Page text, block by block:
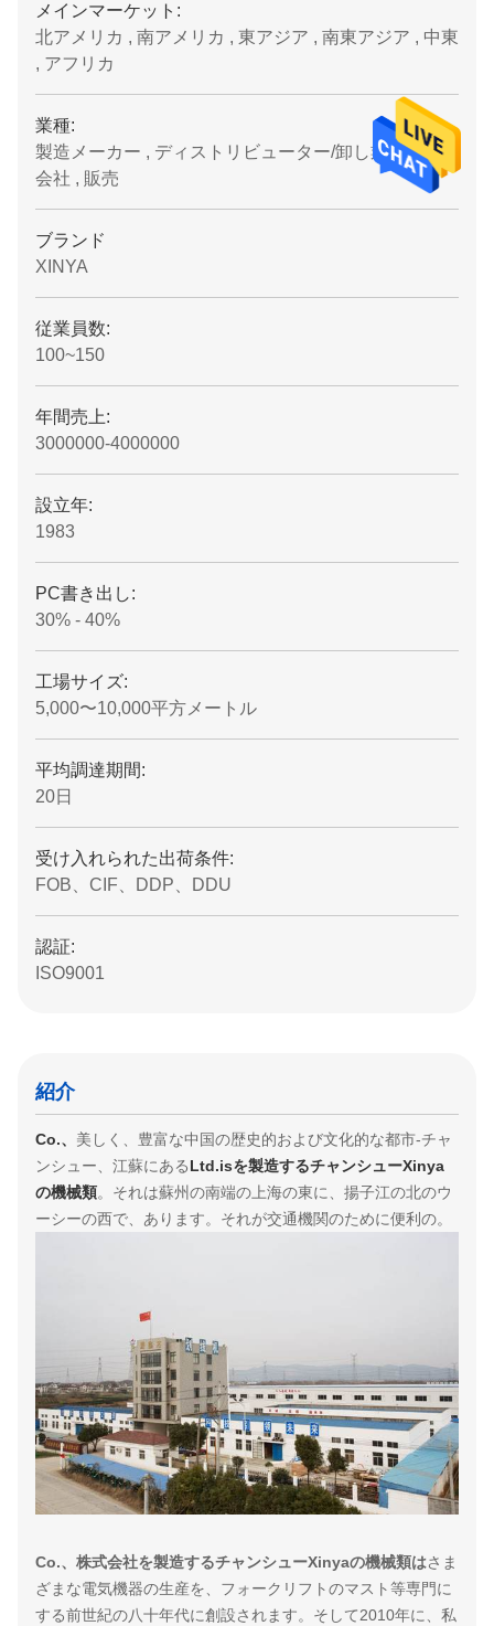
メインマーケット:
北アメリカ , 南アメリカ , 東アジア , 南東アジア , 中東
, アフリカ
業種:
製造メーカー , ディストリビューター/卸し業者 , 取引
会社 , 販売
ブランド
XINYA
従業員数:
100~150
年間売上:
3000000-4000000
設立年:
1983
PC書き出し:
30% - 40%
工場サイズ:
5,000〜10,000平方メートル
平均調達期間:
20日
受け入れられた出荷条件:
FOB、CIF、DDP、DDU
認証:
ISO9001
紹介
Co.、 美しく、豊富な中国の歴史的および文化的な都市-チャ
ンシュー、江蘇にあるLtd.isを製造するチャンシューXinya
の機械類。それは蘇州の南端の上海の東に、揚子江の北のウ
ーシーの西で、あります。それが交通機関のために便利の。
Co.、株式会社を製造するチャンシューXinyaの機械類はさま
ざまな電気機器の生産を、フォークリフトのマスト等専門に
する前世紀の八十年代に創設されます。そして2010年に、私